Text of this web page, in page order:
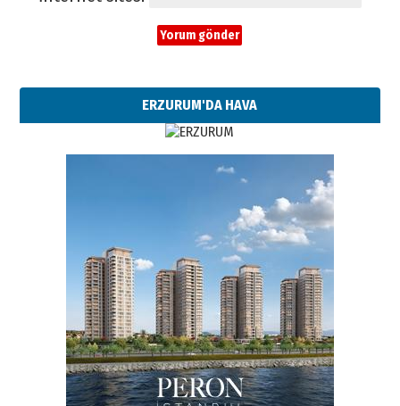
ERZURUM'DA HAVA